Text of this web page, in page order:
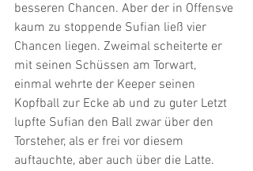
besseren Chancen. Aber der in Offensve
kaum zu stoppende Sufian ließ vier
Chancen liegen. Zweimal scheiterte er
mit seinen Schüssen am Torwart,
einmal wehrte der Keeper seinen
Kopfball zur Ecke ab und zu guter Letzt
lupfte Sufian den Ball zwar über den
Torsteher, als er frei vor diesem
auftauchte, aber auch über die Latte.